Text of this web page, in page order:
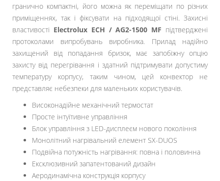
гранично компактні, його можна як переміщати по різних
приміщеннях, так і фіксувати на підходящої стіні. Захисні
властивості Electrolux ECH / AG2-1500 MF підтверджені
протоколами випробувань виробника. Прилад надійно
захищений від попадання бризок, має запобіжну опцію
захисту від перегрівання і здатний підтримувати допустиму
температуру корпусу, таким чином, цей конвектор не
представляє небезпеки для маленьких користувачів.
Високонадійне механічний термостат
Просте інтуїтивне управління
Блок управління з LED-дисплеєм нового покоління
Монолітний нагрівальний елемент SX-DUOS
Подвійна потужність нагрівання: повна і половинна
Ексклюзивний запатентований дизайн
Аеродинамічна конструкція корпусу